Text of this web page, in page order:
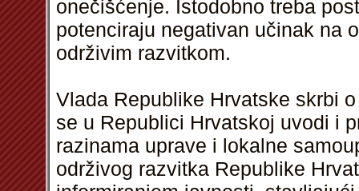
onečišćenje. Istodobno treba
potenciraju negativan učinak na
održivim razvitkom.
Vlada Republike Hrvatske skrbi
se u Republici Hrvatskoj uvodi i
razinama uprave i lokalne
održivog razvitka Republike